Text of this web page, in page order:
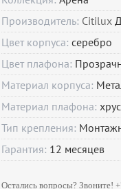
Производитель: Citilux
Цвет корпуса:серебро
Цвет плафона:
Материал корпуса:
Материал плафона:
Тип крепления:
Гарантия: 12 месяцев
Остались вопросы? Звоните!